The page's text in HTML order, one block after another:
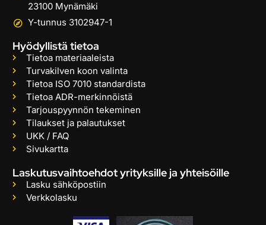
23100 Mynämäki
Y-tunnus 3102947-1
Hyödyllistä tietoa
Tietoa materiaaleista
Turvakilven koon valinta
Tietoa ISO 7010 standardista
Tietoa ADR-merkinnöistä
Tarjouspyynnön tekeminen
Tilaukset ja palautukset
UKK / FAQ
Sivukartta
Laskutusvaihtoehdot yrityksille ja yhteisöille
Lasku sähköpostiin
Verkkolasku